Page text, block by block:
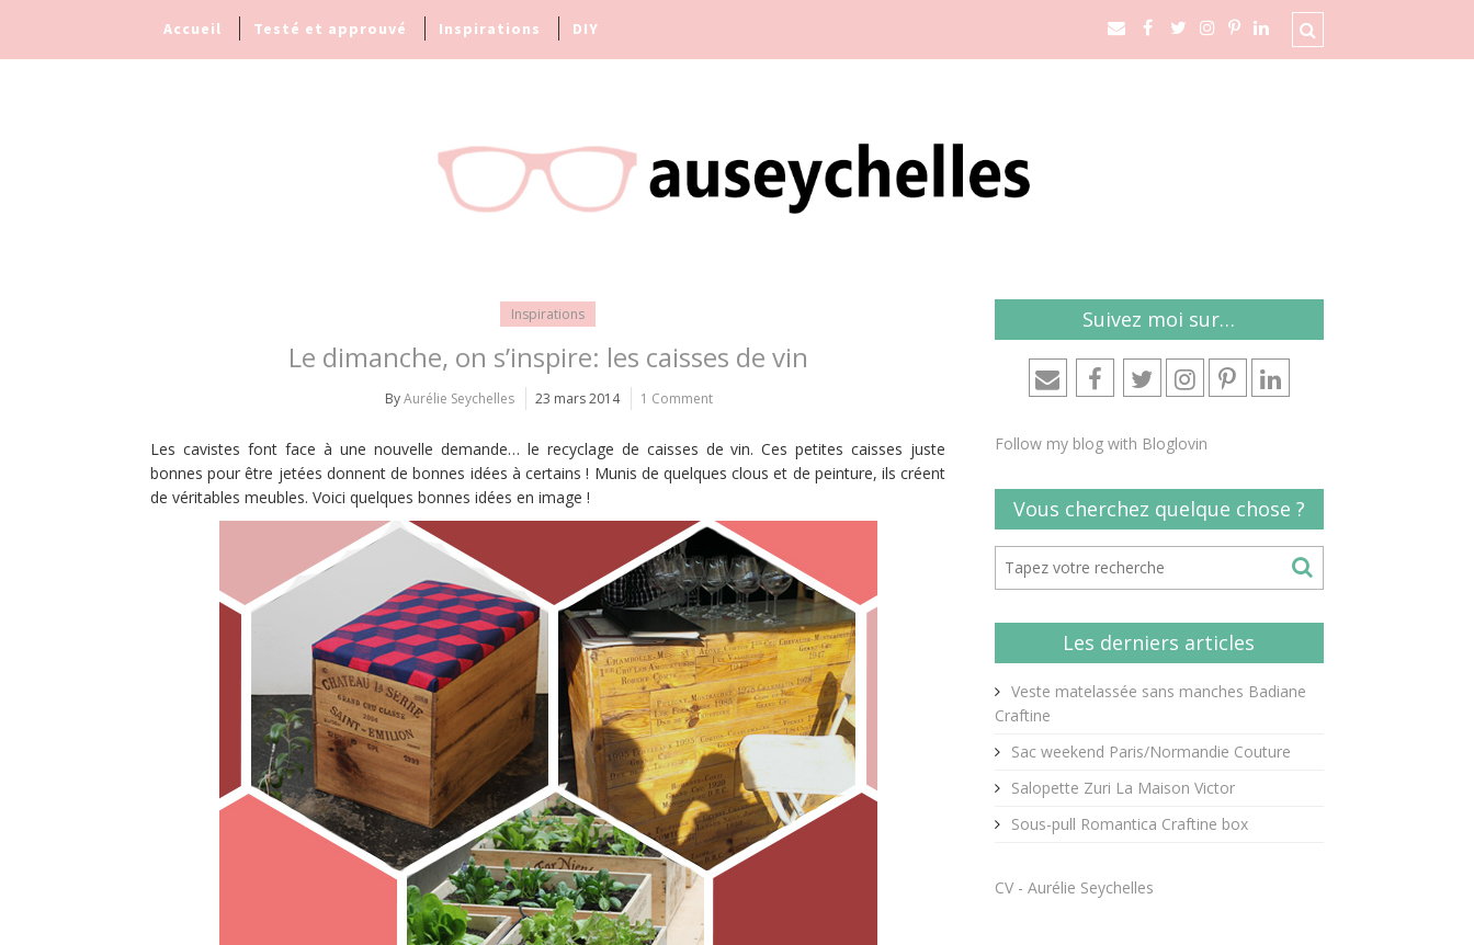
Accueil Testé et approuvé Inspirations DIY
Inspirations
Le dimanche, on s’inspire: les caisses de vin
ByAurélie Seychelles 23 mars 2014 1 Comment
Les cavistes font face à une nouvelle demande… le recyclage de caisses de vin. Ces petites caisses juste
bonnes pour être jetées donnent de bonnes idées à certains ! Munis de quelques clous et de peinture, ils créent
de véritables meubles. Voici quelques bonnes idées en image !
Suivez moi sur…
Follow my blog with Bloglovin
Vous cherchez quelque chose ?
Les derniers articles
Veste matelassée sans manches Badiane
Craftine
Sac weekend Paris/Normandie Couture
Salopette Zuri La Maison Victor
Sous-pull Romantica Craftine box
CV - Aurélie Seychelles